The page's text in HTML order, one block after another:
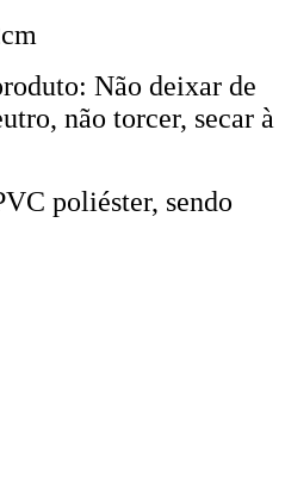
Não deixar de
não torcer, secar à
poliéster, sendo